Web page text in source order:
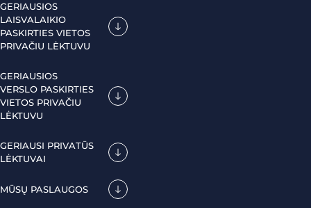
GERIAUSIOS
LAISVALAIKIO
PASKIRTIES VIETOS
PRIVAČIU LĖKTUVU
GERIAUSIOS
VERSLO PASKIRTIES
VIETOS PRIVAČIU
LĖKTUVU
GERIAUSI PRIVATŪS
LĖKTUVAI
MŪSŲ PASLAUGOS